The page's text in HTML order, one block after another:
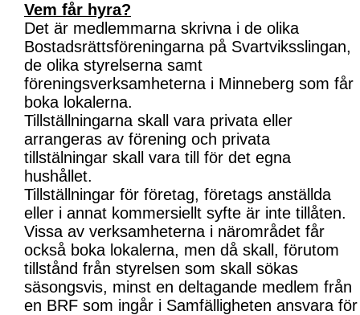
Vem får hyra?
Det är medlemmarna skrivna i de olika
Bostadsrättsföreningarna på Svartviksslingan,
de olika styrelserna samt
föreningsverksamheterna i Minneberg som får
boka lokalerna.
Tillställningarna skall vara privata eller
arrangeras av förening och privata
tillstälningar skall vara till för det egna
hushållet.
Tillställningar för företag, företags anställda
eller i annat kommersiellt syfte är inte tillåten.
Vissa av verksamheterna i närområdet får
också boka lokalerna, men då skall, förutom
tillstånd från styrelsen som skall sökas
säsongsvis, minst en deltagande medlem från
en BRF som ingår i Samfälligheten ansvara för